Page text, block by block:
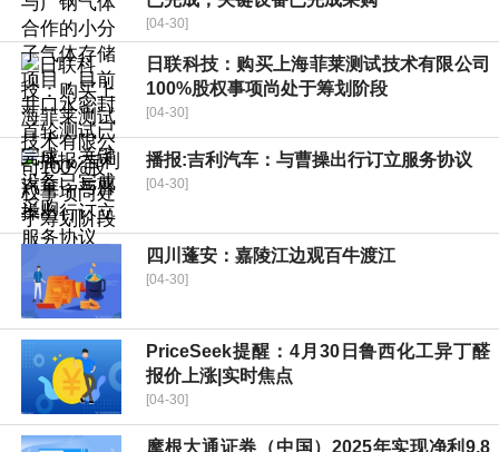
[04-30]
日联科技：购买上海菲莱测试技术有限公司
100%股权事项尚处于筹划阶段
[04-30]
播报:吉利汽车：与曹操出行订立服务协议
[04-30]
四川蓬安：嘉陵江边观百牛渡江
[04-30]
PriceSeek提醒：4月30日鲁西化工异丁醛
报价上涨|实时焦点
[04-30]
摩根大通证券（中国）2025年实现净利9.8